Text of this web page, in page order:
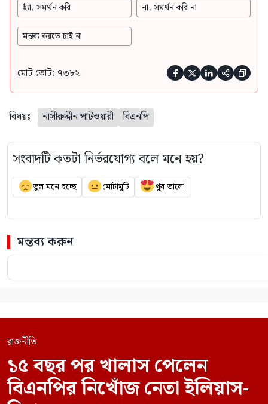
হ্যাঁ, সমর্থন করি না, সমর্থন করি না
মন্তব্য করতে চাই না
মোট ভোট: ৭৩৮২     
বিষয়ঃ নাসীরুদ্দীন পাটওয়ারী বিএনপি
সংবাদটি কতটা নির্ভরযোগ্য বলে মনে হয়?
ভুল মনে হচ্ছে মোটামুটি খুব ভালো
মন্তব্য করুন
রাজনীতি
১৫ বছর পর খালাস পেলেন
বিএনপির নিখোঁজ নেতা ইলিয়াস-